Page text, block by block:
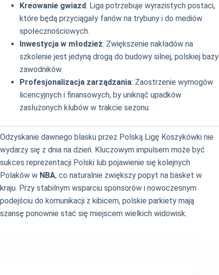
Kreowanie gwiazd: Liga potrzebuje wyrazistych postaci,
które będą przyciągały fanów na trybuny i do mediów
społecznościowych.
Inwestycja w młodzież: Zwiększenie nakładów na
szkolenie jest jedyną drogą do budowy silnej, polskiej bazy
zawodników.
Profesjonalizacja zarządzania: Zaostrzenie wymogów
licencyjnych i finansowych, by uniknąć upadków
zasłużonych klubów w trakcie sezonu.
Odzyskanie dawnego blasku przez Polską Ligę Koszykówki nie
wydarzy się z dnia na dzień. Kluczowym impulsem może być
sukces reprezentacji Polski lub pojawienie się kolejnych
Polaków w NBA, co naturalnie zwiększy popyt na basket w
kraju. Przy stabilnym wsparciu sponsorów i nowoczesnym
podejściu do komunikacji z kibicem, polskie parkiety mają
szansę ponownie stać się miejscem wielkich widowisk.